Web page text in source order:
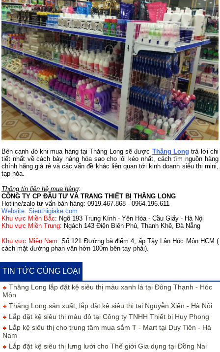
Bên cạnh đó khi mua hàng tại Thăng Long sẽ được Thăng Long trả lời chi
tiết nhất về cách bày hàng hóa sao cho lôi kéo nhất, cách tìm nguồn hàng
chính hãng giá rẻ và các vấn đề khác liên quan tới kinh doanh siêu thị mini,
tạp hóa.
Thông tin liên hệ mua hàng:
CÔNG TY CP ĐẦU TƯ VÀ TRANG THIẾT BỊ THĂNG LONG
Hotline/zalo tư vấn bán hàng: 0919.467.868 - 0964.196.611
Website: Sieuthigiake.com
Khu vực Miền Bắc: Ngõ 193 Trung Kính - Yên Hòa - Cầu Giấy - Hà Nội
Khu vực Miền Trung: Ngách 143 Điện Biên Phủ, Thanh Khê, Đà Nẵng
Khu vực Miền Nam: Số 121 Đường bà điểm 4, ấp Tây Lân Hóc Môn HCM (
cách mặt đường phan văn hớn 100m bên tay phải).
TIN TỨC CÙNG LOẠI
Thăng Long lắp đặt kệ siêu thị màu xanh lá tại Đông Thạnh - Hóc
Môn
Thăng Long sản xuất, lắp đặt kệ siêu thị tại Nguyễn Xiển - Hà Nội
Lắp đặt kệ siêu thị màu đỏ tại Công ty TNHH Thiết bị Huy Phong
Lắp kệ siêu thị cho trung tâm mua sắm T - Mart tại Duy Tiên - Hà
Nam
Lắp đặt kệ siêu thị lưng lưới cho Thế giới Gia dụng tại Đồng Nai